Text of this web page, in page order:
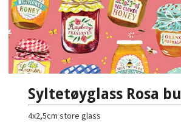
Syltetøyglass Rosa
4x2,5cm store glass